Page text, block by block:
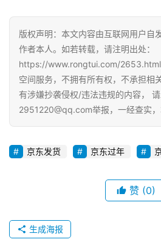
直
播
带
货
流
推
域
社
登录 注
版权声明：本文内容由互联网用户自
作者本人。如若转载，请注明出处：
https://www.rongtui.com/2653.html
空间服务，不拥有所有权，不承担相
有涉嫌抄袭侵权/违法违规的内容，
2951220@qq.com举报，一经查实，
京东发货 京东过年
赞 (0)
生成海报